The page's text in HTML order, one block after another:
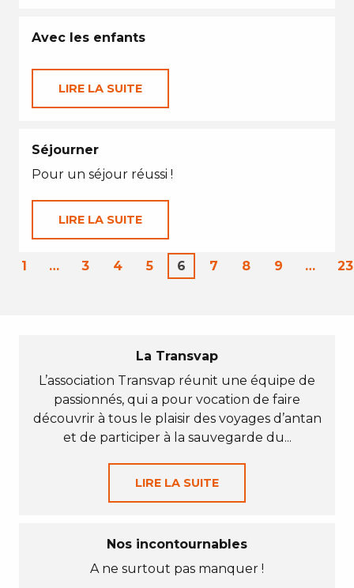
Avec les enfants
LIRE LA SUITE
Séjourner
Pour un séjour réussi !
LIRE LA SUITE
1 … 3 4 5 6 7 8 9 … 23
La Transvap
L’association Transvap réunit une équipe de
passionnés, qui a pour vocation de faire
découvrir à tous le plaisir des voyages d’antan
et de participer à la sauvegarde du...
LIRE LA SUITE
Nos incontournables
A ne surtout pas manquer !